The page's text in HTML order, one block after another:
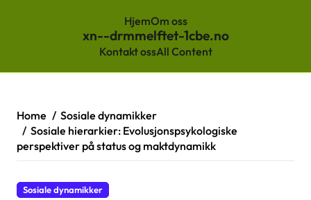
HjemOm oss
xn--drmmelftet-1cbe.no
Kontakt ossAll Content
content
Home
Sosiale dynamikker
Sosiale hierarkier: Evolusjonspsykologiske
perspektiver på status og maktdynamikk
Sosiale dynamikker